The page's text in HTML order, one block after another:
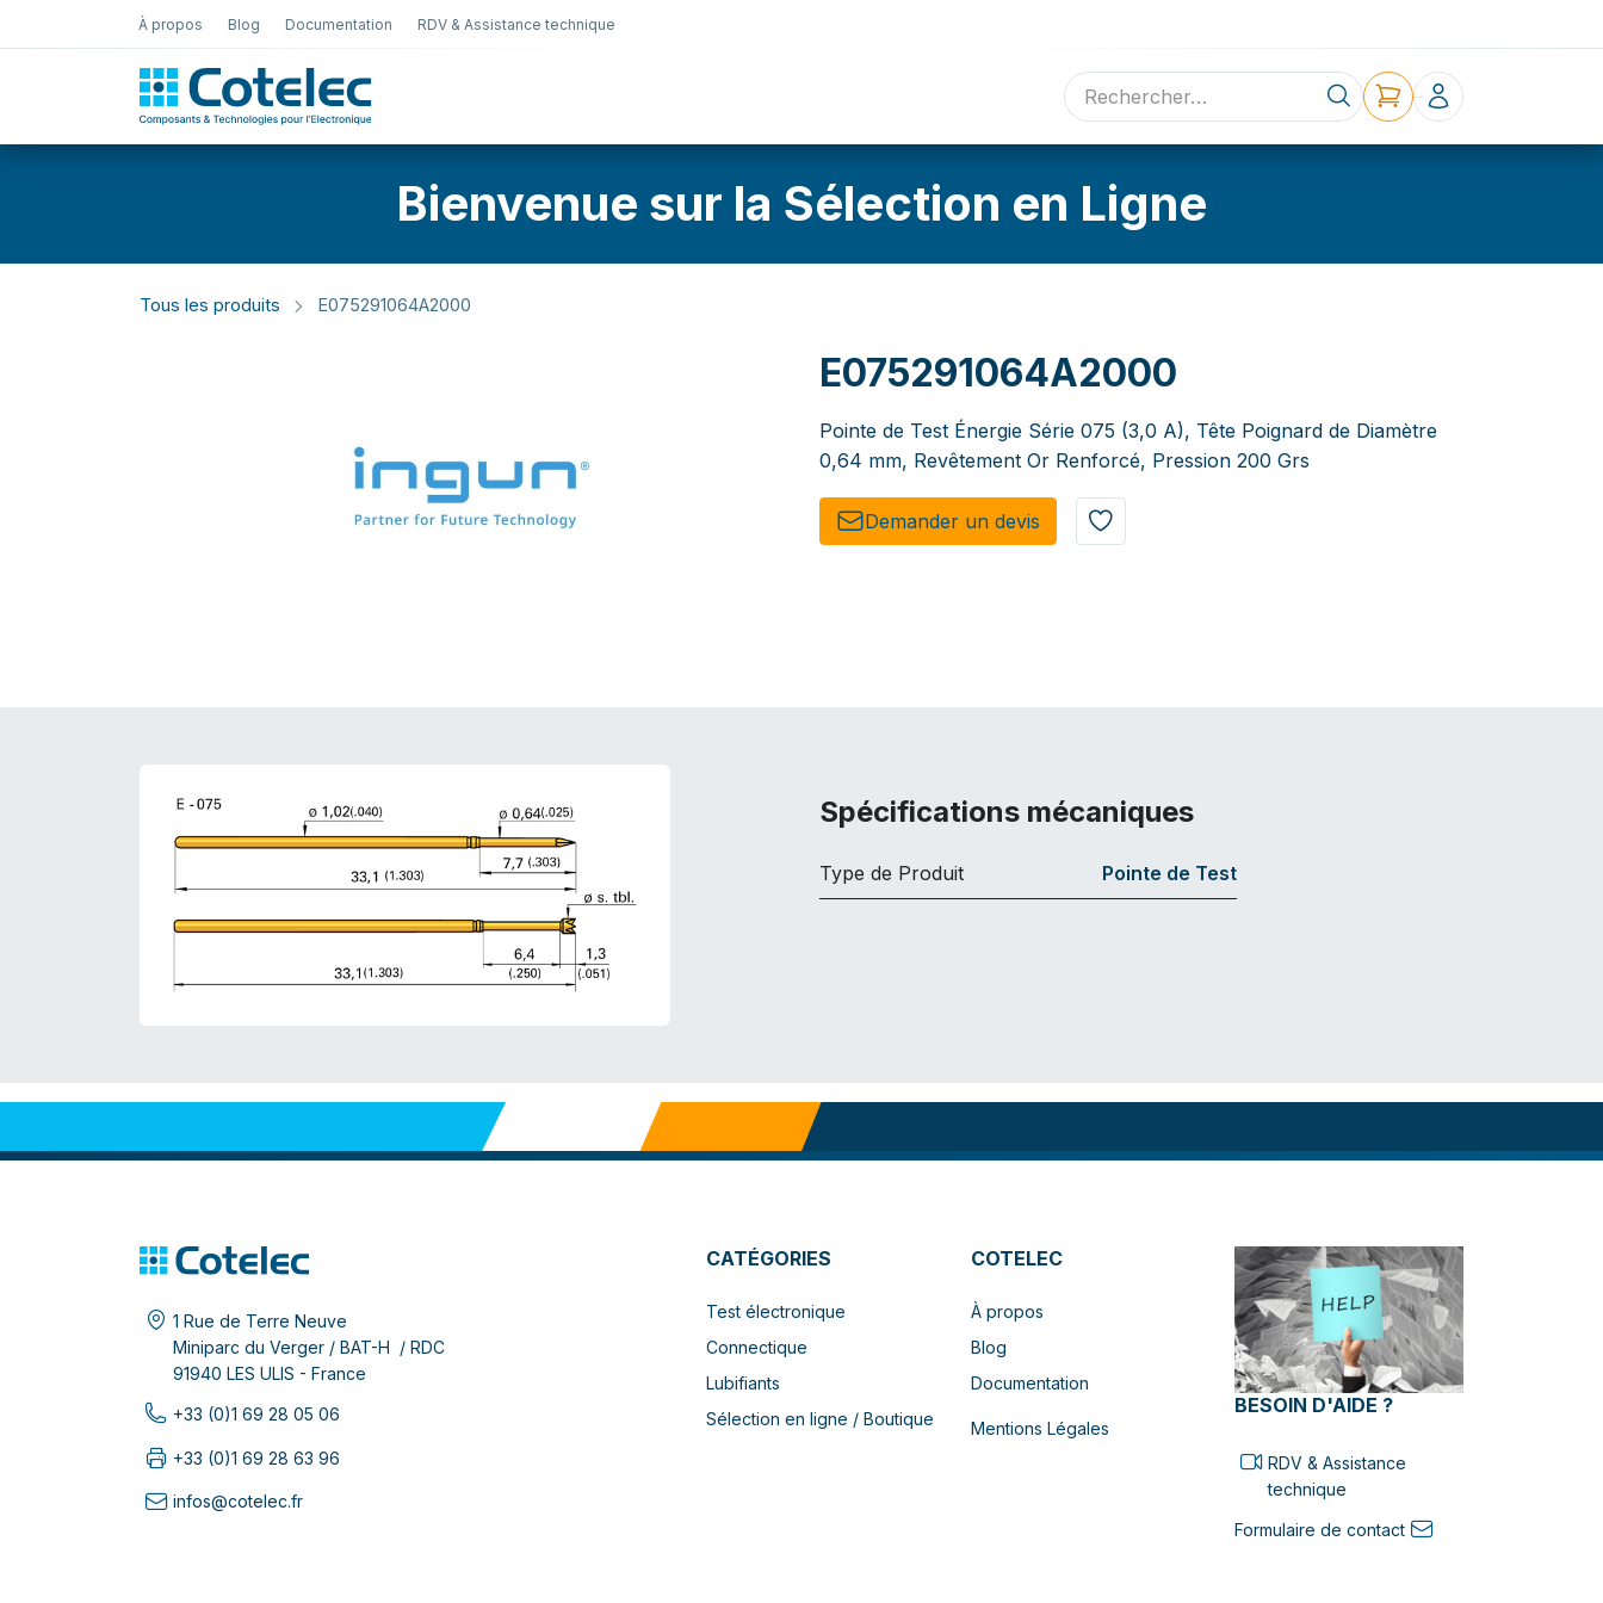
À propos Blog Documentation RDV & Assistance technique
Sélection en ligne Contact
Bienvenue sur la Sélection en Ligne
Tous les produits E075291064A2000
E075291064A2000
Pointe de Test Énergie Série 075 (3,0 A), Tête Poignard de Diamètre
0,64 mm, Revêtement Or Renforcé, Pression 200 Grs
Demander un de​​vis​​
Spécifications mécaniques
Type de Produit Pointe de Test
1 Rue de Terre Neuve
Miniparc du Verger / BAT-H / RDC
91940 LES ULIS - France
+33 (0)1 69 28 05 06
+33 (0)1 69 28 63 96
infos@cotelec.fr
CATÉGORIES
Test électronique
Connectique
Lubifiants
Sélection en ligne / Boutique
COTELEC
À propos
Blog
Documentation
Mentions Légales
BESOIN D'AIDE ?
RDV & Assistance
technique
Formulaire de contact